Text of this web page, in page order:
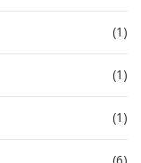
(1)
(1)
(1)